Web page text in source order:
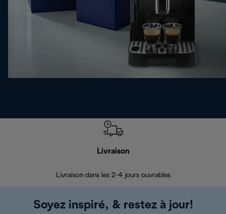
Livraison
Livraison dans les 2-4 jours ouvrables
Soyez inspiré, & restez à jour!